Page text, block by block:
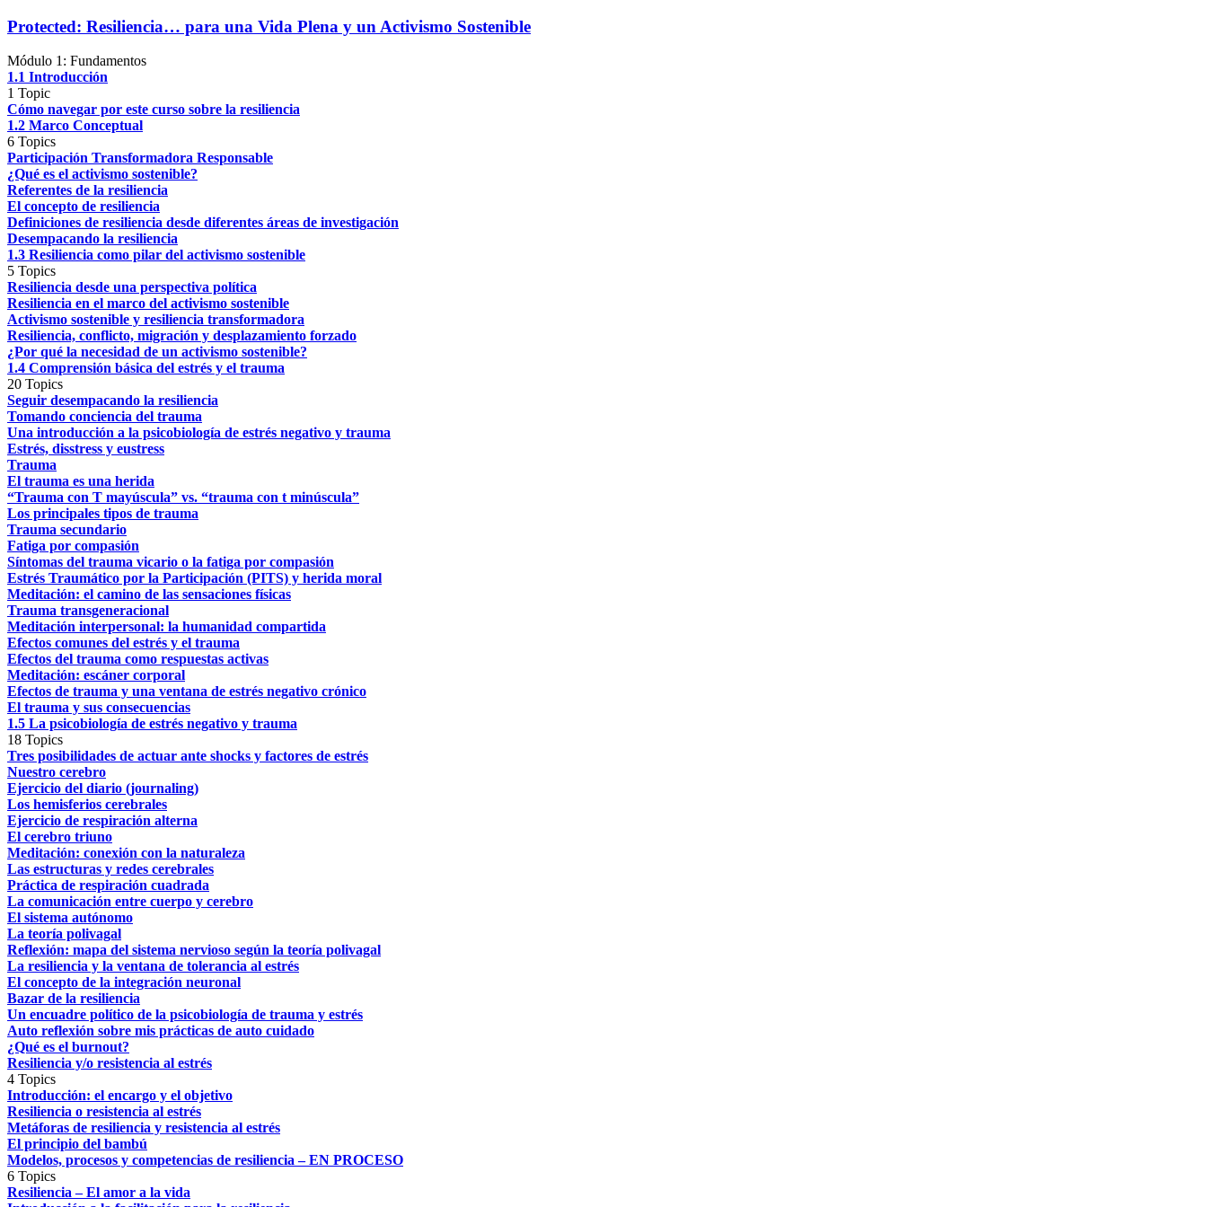
Protected: Resiliencia… para una Vida Plena y un Activismo Sostenible
Módulo 1: Fundamentos
1.1 Introducción
1 Topic
Cómo navegar por este curso sobre la resiliencia
1.2 Marco Conceptual
6 Topics
Participación Transformadora Responsable
¿Qué es el activismo sostenible?
Referentes de la resiliencia
El concepto de resiliencia
Definiciones de resiliencia desde diferentes áreas de investigación
Desempacando la resiliencia
1.3 Resiliencia como pilar del activismo sostenible
5 Topics
Resiliencia desde una perspectiva política
Resiliencia en el marco del activismo sostenible
Activismo sostenible y resiliencia transformadora
Resiliencia, conflicto, migración y desplazamiento forzado
¿Por qué la necesidad de un activismo sostenible?
1.4 Comprensión básica del estrés y el trauma
20 Topics
Seguir desempacando la resiliencia
Tomando conciencia del trauma
Una introducción a la psicobiología de estrés negativo y trauma
Estrés, disstress y eustress
Trauma
El trauma es una herida
“Trauma con T mayúscula” vs. “trauma con t minúscula”
Los principales tipos de trauma
Trauma secundario
Fatiga por compasión
Síntomas del trauma vicario o la fatiga por compasión
Estrés Traumático por la Participación (PITS) y herida moral
Meditación: el camino de las sensaciones físicas
Trauma transgeneracional
Meditación interpersonal: la humanidad compartida
Efectos comunes del estrés y el trauma
Efectos del trauma como respuestas activas
Meditación: escáner corporal
Efectos de trauma y una ventana de estrés negativo crónico
El trauma y sus consecuencias
1.5 La psicobiología de estrés negativo y trauma
18 Topics
Tres posibilidades de actuar ante shocks y factores de estrés
Nuestro cerebro
Ejercicio del diario (journaling)
Los hemisferios cerebrales
Ejercicio de respiración alterna
El cerebro triuno
Meditación: conexión con la naturaleza
Las estructuras y redes cerebrales
Práctica de respiración cuadrada
La comunicación entre cuerpo y cerebro
El sistema autónomo
La teoría polivagal
Reflexión: mapa del sistema nervioso según la teoría polivagal
La resiliencia y la ventana de tolerancia al estrés
El concepto de la integración neuronal
Bazar de la resiliencia
Un encuadre político de la psicobiología de trauma y estrés
Auto reflexión sobre mis prácticas de auto cuidado
¿Qué es el burnout?
Resiliencia y/o resistencia al estrés
4 Topics
Introducción: el encargo y el objetivo
Resiliencia o resistencia al estrés
Metáforas de resiliencia y resistencia al estrés
El principio del bambú
Modelos, procesos y competencias de resiliencia – EN PROCESO
6 Topics
Resiliencia – El amor a la vida